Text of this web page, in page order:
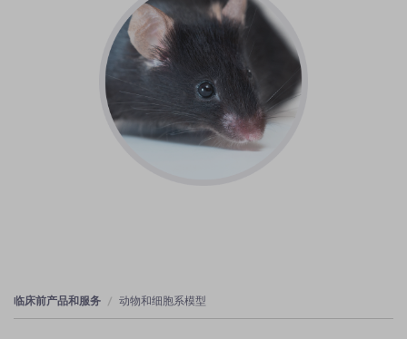
临床前产品和服务 动物和细胞系模型